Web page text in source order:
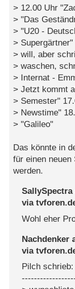
> 12.00 Uhr
> "Das
> "U20 -
>
> will, aber
> waschen,
> Internat -
> Jetzt kommt
> Semester"
> Newstime"
> "Galileo"
Das könnte in
für einen neuen
werden.
SallySpectra
via
Wohl eher
Nachdenker
via
Pilch schrieb: